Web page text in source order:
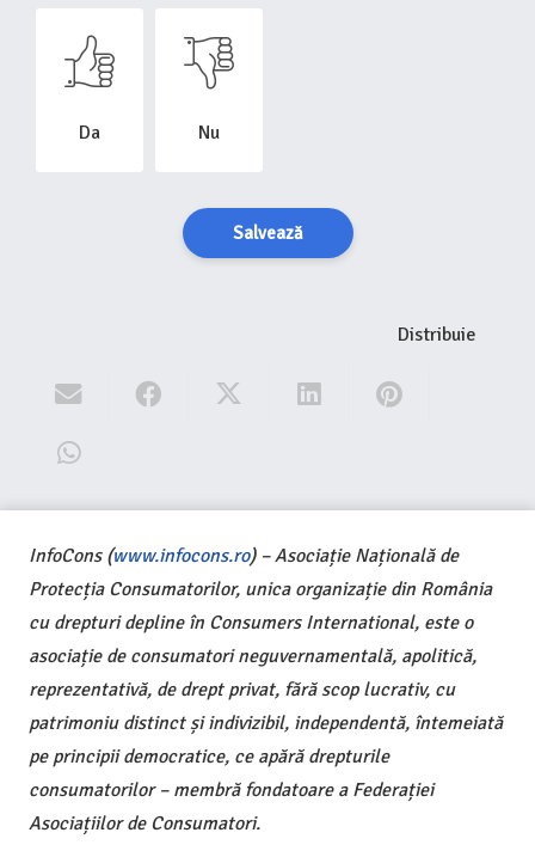
Da Nu
Salvează
Distribuie
InfoCons (www.infocons.ro) – Asociație Națională de
Protecția Consumatorilor, unica organizație din România
cu drepturi depline în Consumers International, este o
asociație de consumatori neguvernamentală, apolitică,
reprezentativă, de drept privat, fără scop lucrativ, cu
patrimoniu distinct și indivizibil, independentă, întemeiată
pe principii democratice, ce apără drepturile
consumatorilor – membră fondatoare a Federației
Asociațiilor de Consumatori.